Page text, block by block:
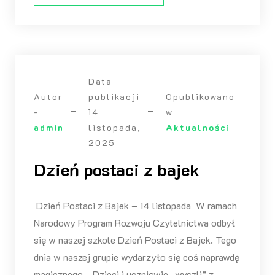
Autor
-
admin
Data
publikacji
14
listopada,
2025
Opublikowano
w
Aktualności
Dzień postaci z bajek
Dzień Postaci z Bajek – 14 listopada W ramach
Narodowy Program Rozwoju Czytelnictwa odbył
się w naszej szkole Dzień Postaci z Bajek. Tego
dnia w naszej grupie wydarzyło się coś naprawdę